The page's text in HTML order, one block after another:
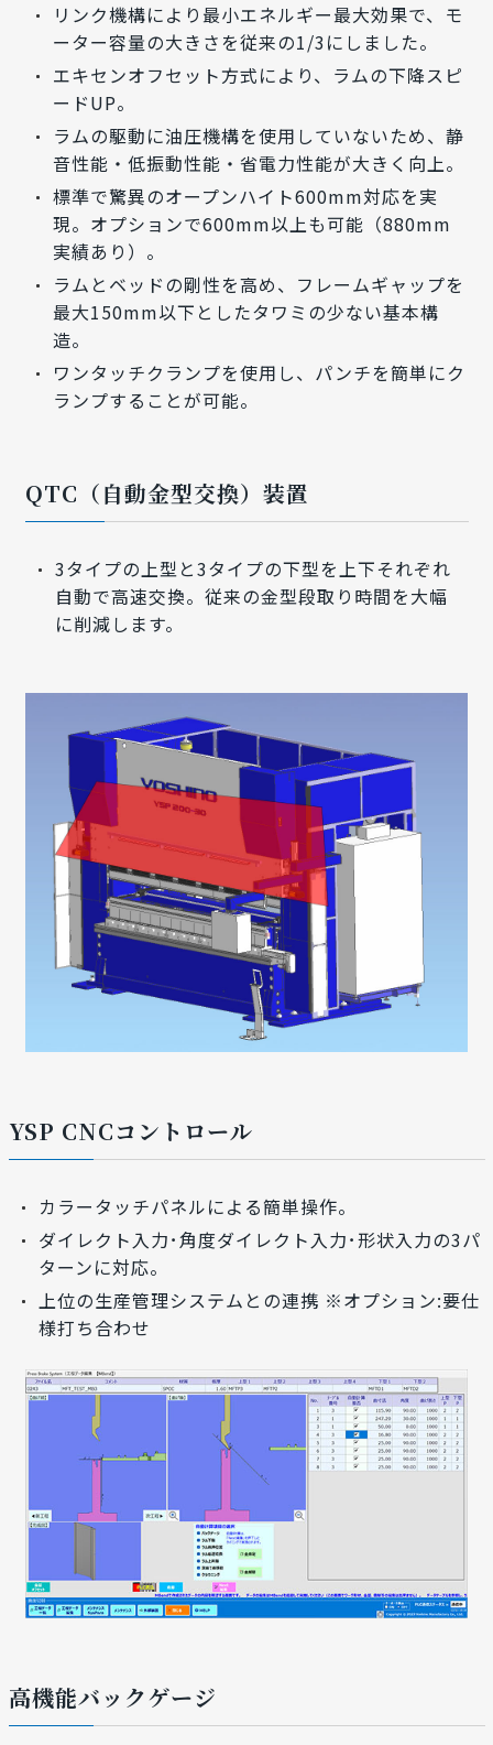
リンク機構により最小エネルギー最大効果で、モ
ーター容量の大きさを従来の1/3にしました。
エキセンオフセット方式により、ラムの下降スピ
ードUP。
ラムの駆動に油圧機構を使用していないため、静
音性能・低振動性能・省電力性能が大きく向上。
標準で驚異のオープンハイト600mm対応を実
現。オプションで600mm以上も可能（880mm
実績あり）。
ラムとベッドの剛性を高め、フレームギャップを
最大150mm以下としたタワミの少ない基本構
造。
ワンタッチクランプを使用し、パンチを簡単にク
ランプすることが可能。
QTC（自動金型交換）装置
3タイプの上型と3タイプの下型を上下それぞれ
自動で高速交換。従来の金型段取り時間を大幅
に削減します。
YSP CNCコントロール
カラータッチパネルによる簡単操作。
ダイレクト入力･角度ダイレクト入力･形状入力の3パ
ターンに対応。
上位の生産管理システムとの連携 ※オプション:要仕
様打ち合わせ
高機能バックゲージ